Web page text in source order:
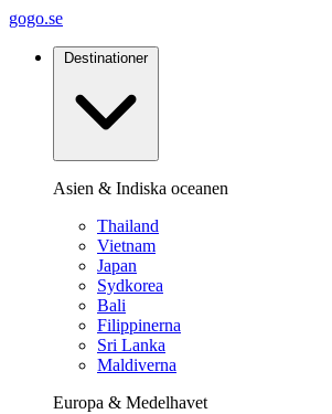
gogo.se
Destinationer
Asien & Indiska oceanen
Thailand
Vietnam
Japan
Sydkorea
Bali
Filippinerna
Sri Lanka
Maldiverna
Europa & Medelhavet